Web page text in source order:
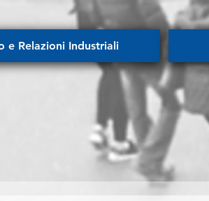
e Relazioni Industriali